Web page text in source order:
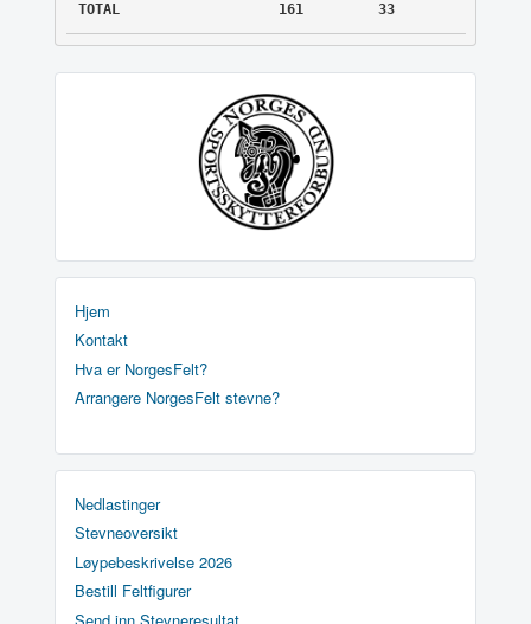
TOTAL 161 33
Hjem
Kontakt
Hva er NorgesFelt?
Arrangere NorgesFelt stevne?
Nedlastinger
Stevneoversikt
Løypebeskrivelse 2026
Bestill Feltfigurer